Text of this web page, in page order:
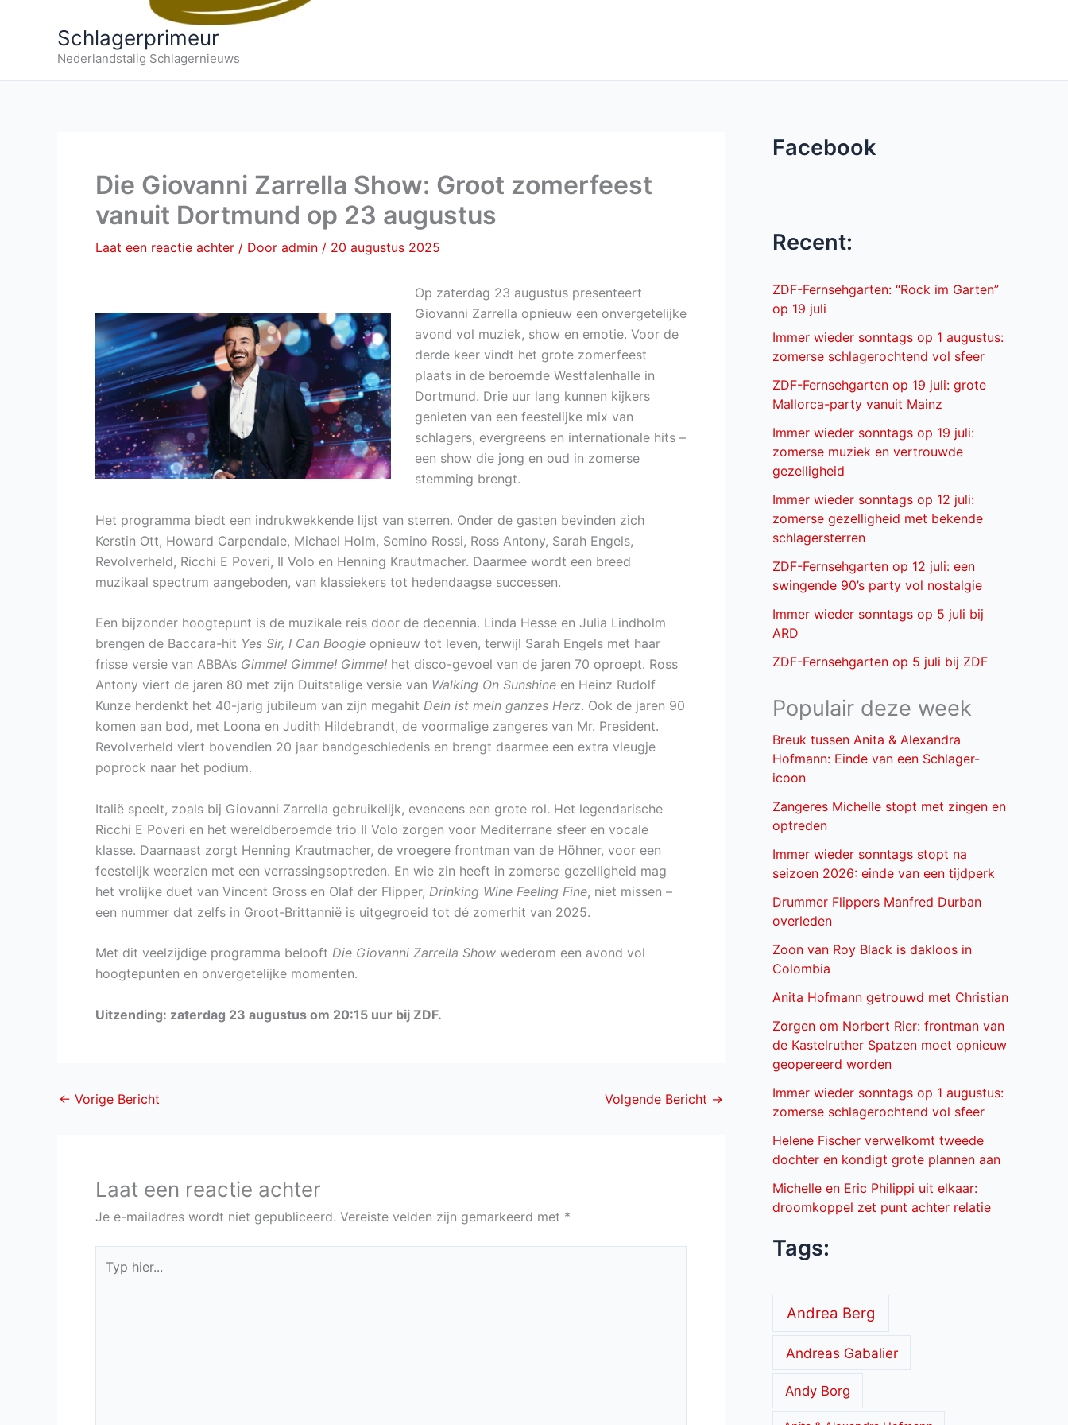
Schlagerprimeur
Nederlandstalig Schlagernieuws
Die Giovanni Zarrella Show: Groot zomerfeest
vanuit Dortmund op 23 augustus
Laat een reactie achter / Door admin / 20 augustus 2025
Op zaterdag 23 augustus presenteert
Giovanni Zarrella opnieuw een onvergetelijke
avond vol muziek, show en emotie. Voor de
derde keer vindt het grote zomerfeest
plaats in de beroemde Westfalenhalle in
Dortmund. Drie uur lang kunnen kijkers
genieten van een feestelijke mix van
schlagers, evergreens en internationale hits –
een show die jong en oud in zomerse
stemming brengt.
Het programma biedt een indrukwekkende lijst van sterren. Onder de gasten bevinden zich
Kerstin Ott, Howard Carpendale, Michael Holm, Semino Rossi, Ross Antony, Sarah Engels,
Revolverheld, Ricchi E Poveri, Il Volo en Henning Krautmacher. Daarmee wordt een breed
muzikaal spectrum aangeboden, van klassiekers tot hedendaagse successen.
Een bijzonder hoogtepunt is de muzikale reis door de decennia. Linda Hesse en Julia Lindholm
brengen de Baccara-hit Yes Sir, I Can Boogie opnieuw tot leven, terwijl Sarah Engels met haar
frisse versie van ABBA’s Gimme! Gimme! Gimme! het disco-gevoel van de jaren 70 oproept. Ross
Antony viert de jaren 80 met zijn Duitstalige versie van Walking On Sunshine en Heinz Rudolf
Kunze herdenkt het 40-jarig jubileum van zijn megahit Dein ist mein ganzes Herz. Ook de jaren 90
komen aan bod, met Loona en Judith Hildebrandt, de voormalige zangeres van Mr. President.
Revolverheld viert bovendien 20 jaar bandgeschiedenis en brengt daarmee een extra vleugje
poprock naar het podium.
Italië speelt, zoals bij Giovanni Zarrella gebruikelijk, eveneens een grote rol. Het legendarische
Ricchi E Poveri en het wereldberoemde trio Il Volo zorgen voor Mediterrane sfeer en vocale
klasse. Daarnaast zorgt Henning Krautmacher, de vroegere frontman van de Höhner, voor een
feestelijk weerzien met een verrassingsoptreden. En wie zin heeft in zomerse gezelligheid mag
het vrolijke duet van Vincent Gross en Olaf der Flipper, Drinking Wine Feeling Fine, niet missen –
een nummer dat zelfs in Groot-Brittannië is uitgegroeid tot dé zomerhit van 2025.
Met dit veelzijdige programma belooft Die Giovanni Zarrella Show wederom een avond vol
hoogtepunten en onvergetelijke momenten.
Uitzending: zaterdag 23 augustus om 20:15 uur bij ZDF.
← Vorige Bericht Volgende Bericht →
Laat een reactie achter
Je e-mailadres wordt niet gepubliceerd. Vereiste velden zijn gemarkeerd met *
hier...
Facebook
Recent:
ZDF-Fernsehgarten: “Rock im Garten”
op 19 juli
Immer wieder sonntags op 1 augustus:
zomerse schlagerochtend vol sfeer
ZDF-Fernsehgarten op 19 juli: grote
Mallorca-party vanuit Mainz
Immer wieder sonntags op 19 juli:
zomerse muziek en vertrouwde
gezelligheid
Immer wieder sonntags op 12 juli:
zomerse gezelligheid met bekende
schlagersterren
ZDF-Fernsehgarten op 12 juli: een
swingende 90’s party vol nostalgie
Immer wieder sonntags op 5 juli bij
ARD
ZDF-Fernsehgarten op 5 juli bij ZDF
Populair deze week
Breuk tussen Anita & Alexandra
Hofmann: Einde van een Schlager-
icoon
Zangeres Michelle stopt met zingen en
optreden
Immer wieder sonntags stopt na
seizoen 2026: einde van een tijdperk
Drummer Flippers Manfred Durban
overleden
Zoon van Roy Black is dakloos in
Colombia
Anita Hofmann getrouwd met Christian
Zorgen om Norbert Rier: frontman van
de Kastelruther Spatzen moet opnieuw
geopereerd worden
Immer wieder sonntags op 1 augustus:
zomerse schlagerochtend vol sfeer
Helene Fischer verwelkomt tweede
dochter en kondigt grote plannen aan
Michelle en Eric Philippi uit elkaar:
droomkoppel zet punt achter relatie
Tags:
Andrea Berg
Andreas Gabalier
Andy Borg